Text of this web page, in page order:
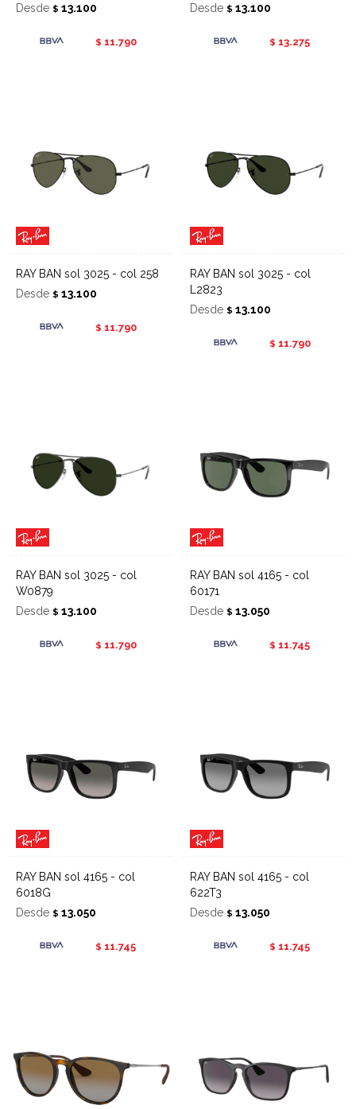
Desde $ 13.100
$ 11.790
Desde $ 13.100
$ 13.275
RAY BAN sol 3025 - col 258
Desde $ 13.100
$ 11.790
RAY BAN sol 3025 - col
L2823
Desde $ 13.100
$ 11.790
RAY BAN sol 3025 - col
W0879
Desde $ 13.100
$ 11.790
RAY BAN sol 4165 - col
60171
Desde $ 13.050
$ 11.745
RAY BAN sol 4165 - col
6018G
Desde $ 13.050
$ 11.745
RAY BAN sol 4165 - col
622T3
Desde $ 13.050
$ 11.745